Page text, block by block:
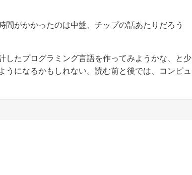
がかかったのは中盤、チップの話あたりだろう
したプログラミング言語を作ってみようかな、と少
になるかもしれない。読む前と後では、コンピュ